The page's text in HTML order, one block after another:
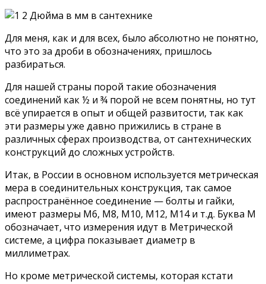
Для меня, как и для всех, было абсолютно не понятно,
что это за дроби в обозначениях, пришлось
разбираться.
Для нашей страны порой такие обозначения
соединений как ½ и ¾ порой не всем понятны, но тут
всё упирается в опыт и общей развитости, так как
эти размеры уже давно прижились в стране в
различных сферах производства, от сантехнических
конструкций до сложных устройств.
Итак, в России в основном используется метрическая
мера в соединительных конструкция, так самое
распространённое соединение — болты и гайки,
имеют размеры М6, М8, М10, М12, М14 и т.д. Буква М
обозначает, что измерения идут в Метрической
системе, а цифра показывает диаметр в
миллиметрах.
Но кроме метрической системы, которая кстати